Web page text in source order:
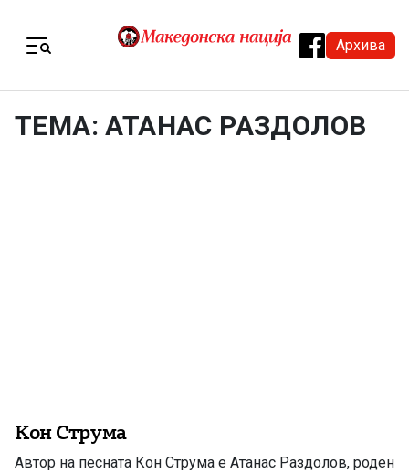
Архива
ТЕМА: АТАНАС РАЗДОЛОВ
Кон Струма
Автор на песната Кон Струма е Атанас Раздолов, роден